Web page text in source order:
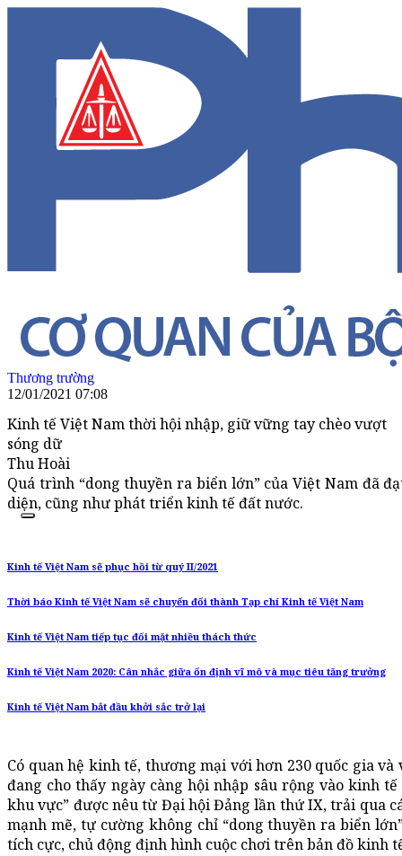
Thương trường
12/01/2021 07:08
Kinh tế Việt Nam thời hội nhập, giữ vững tay chèo vượt
sóng dữ
Thu Hoài
Quá trình “dong thuyền ra biển lớn” của Việt Nam đã
diện, cũng như phát triển kinh tế đất nước.
Kinh tế Việt Nam sẽ phục hồi từ quý II/2021
Thời báo Kinh tế Việt Nam sẽ chuyển đổi thành Tạp chí Kinh tế Việt Nam
Kinh tế Việt Nam tiếp tục đối mặt nhiều thách thức
Kinh tế Việt Nam 2020: Cân nhắc giữa ổn định vĩ mô và mục tiêu tăng trưởng
Kinh tế Việt Nam bắt đầu khởi sắc trở lại
Có quan hệ kinh tế, thương mại với hơn 230 quốc gia
đang cho thấy ngày càng hội nhập sâu rộng vào kinh
khu vực” được nêu từ Đại hội Đảng lần thứ IX, trải qua
mạnh mẽ, tự cường không chỉ “dong thuyền ra biển
tích cực, chủ động định hình cuộc chơi trên bản đồ kinh